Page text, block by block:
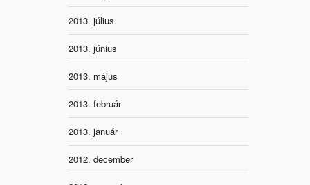
2013. július
2013. június
2013. május
2013. február
2013. január
2012. december